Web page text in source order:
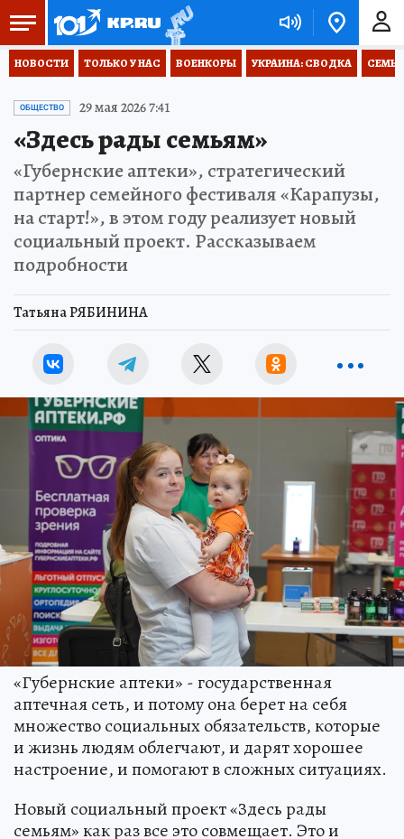
НОВОСТИ ТОЛЬКО У НАС ВОЕНКОРЫ УКРАИНА: СВОДКА
ОБЩЕСТВО 29 мая 2026 7:41
«Здесь рады семьям»
«Губернские аптеки», стратегический
партнер семейного фестиваля «Карапузы,
на старт!», в этом году реализует новый
социальный проект. Рассказываем
подробности
Татьяна РЯБИНИНА
«Губернские аптеки» - государственная
аптечная сеть, и потому она берет на себя
множество социальных обязательств, которые
и жизнь людям облегчают, и дарят хорошее
настроение, и помогают в сложных ситуациях.
Новый социальный проект «Здесь рады
семьям» как раз все это совмещает. Это и